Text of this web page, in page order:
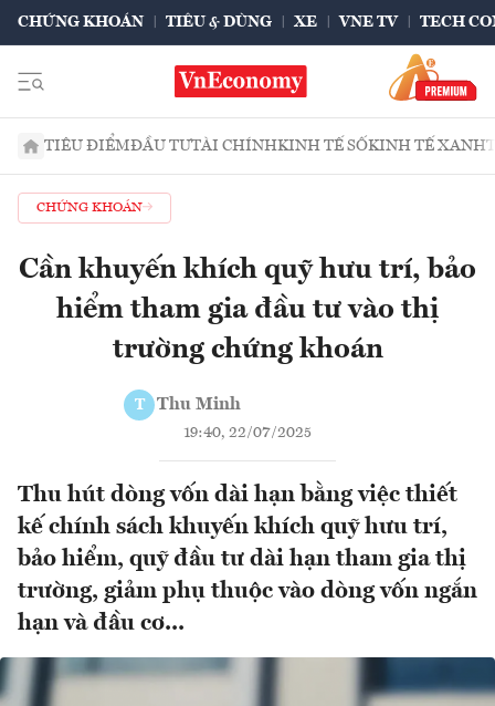
CHỨNG KHOÁN TIÊU & DÙNG XE VNE TV TECH
TIÊU ĐIỂMĐẦU TƯTÀI CHÍNHKINH TẾ SỐKINH TẾ XANH
CHỨNG KHOÁN
Cần khuyến khích quỹ hưu trí, bảo
hiểm tham gia đầu tư vào thị
trường chứng khoán
T Thu Minh
19:40, 22/07/2025
Thu hút dòng vốn dài hạn bằng việc thiết
kế chính sách khuyến khích quỹ hưu trí,
bảo hiểm, quỹ đầu tư dài hạn tham gia thị
trường, giảm phụ thuộc vào dòng vốn ngắn
hạn và đầu cơ...